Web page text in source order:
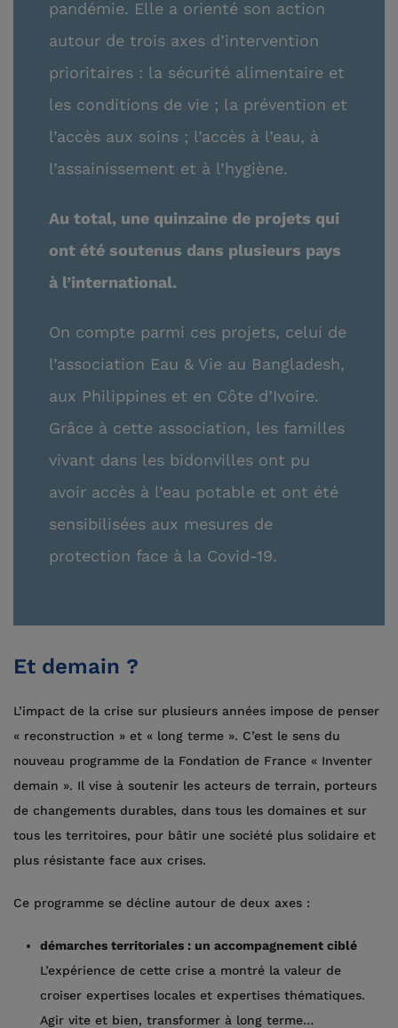
pandémie. Elle a orienté son action
autour de trois axes d’intervention
prioritaires : la sécurité alimentaire et
les conditions de vie ; la prévention et
l’accès aux soins ; l’accès à l’eau, à
l’assainissement et à l’hygiène.
Au total, une quinzaine de projets qui
ont été soutenus dans plusieurs pays
à l’international.
On compte parmi ces projets, celui de
l’association Eau & Vie au Bangladesh,
aux Philippines et en Côte d’Ivoire.
Grâce à cette association, les familles
vivant dans les bidonvilles ont pu
avoir accès à l’eau potable et ont été
sensibilisées aux mesures de
protection face à la Covid-19.
Et demain ?
L’impact de la crise sur plusieurs années impose de penser
« reconstruction » et « long terme ». C’est le sens du
nouveau programme de la Fondation de France « Inventer
demain ». Il vise à soutenir les acteurs de terrain, porteurs
de changements durables, dans tous les domaines et sur
tous les territoires, pour bâtir une société plus solidaire et
plus résistante face aux crises.
Ce programme se décline autour de deux axes :
démarches territoriales : un accompagnement ciblé
L’expérience de cette crise a montré la valeur de
croiser expertises locales et expertises thématiques.
Agir vite et bien, transformer à long terme…